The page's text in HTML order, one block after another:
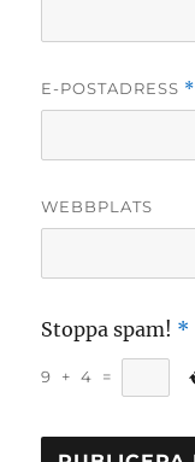
E-POSTADRESS *
WEBBPLATS
Stoppa spam! *
9 + 4 =